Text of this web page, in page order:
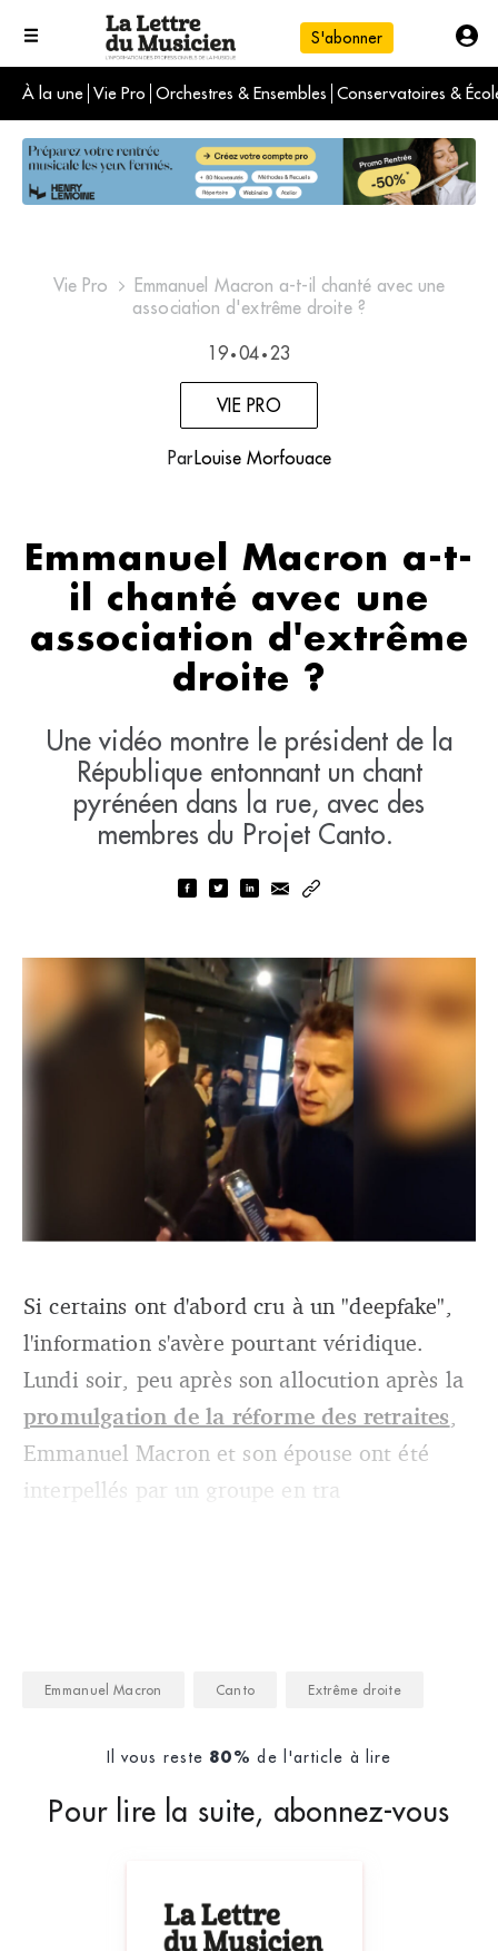
S'abonner
À la une Vie Pro Orchestres & Ensembles Conservatoires &
L'info du jour
Le numéro du mois
International
Vie Pro
Emmanuel Macron a-t-il chanté avec une
association d'extrême droite ?
19 • 04 • 23
VIE PRO
Par Louise Morfouace
Emmanuel Macron a-t-
il chanté avec une
association d'extrême
droite ?
Une vidéo montre le président de la
République entonnant un chant
pyrénéen dans la rue, avec des
membres du Projet Canto.
Une vidéo montre le président de la République
entonnant un chant pyrénéen dans la rue, avec des
membres du Projet Canto.
Si certains ont d'abord cru à un "deepfake",
l'information s'avère pourtant véridique.
Lundi soir, peu après son allocution après la
promulgation de la réforme des retraites,
Emmanuel Macron et son épouse ont été
interpellés par un groupe en tra
Emmanuel Macron Canto Extrême droite
Il vous reste 80% de l'article à lire
Pour lire la suite, abonnez-vous